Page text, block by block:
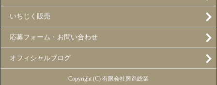
いちじく販売
応募フォーム・お問い合わせ
オフィシャルブログ
Copyright (C) 有限会社興進総業